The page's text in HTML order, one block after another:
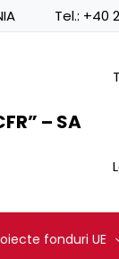
Tel.: +40
– SA
fonduri UE